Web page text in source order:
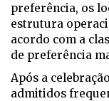
preferência, os
estrutura
acordo com a
de preferência
Após a
admitidos